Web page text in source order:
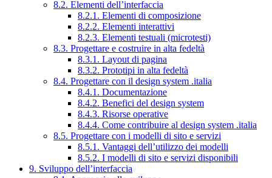
8.2. Elementi dell’interfaccia
8.2.1. Elementi di composizione
8.2.2. Elementi interattivi
8.2.3. Elementi testuali (microtesti)
8.3. Progettare e costruire in alta fedeltà
8.3.1. Layout di pagina
8.3.2. Prototipi in alta fedeltà
8.4. Progettare con il design system .italia
8.4.1. Documentazione
8.4.2. Benefici del design system
8.4.3. Risorse operative
8.4.4. Come contribuire al design system .italia
8.5. Progettare con i modelli di sito e servizi
8.5.1. Vantaggi dell’utilizzo dei modelli
8.5.2. I modelli di sito e servizi disponibili
9. Sviluppo dell’interfaccia